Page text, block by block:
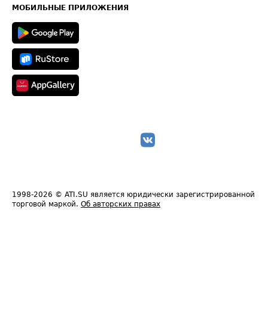
Техническая информация
МОБИЛЬНЫЕ ПРИЛОЖЕНИЯ
1998-2026 © ATI.SU является юридически зарегистрированной
торговой маркой. Об авторских правах